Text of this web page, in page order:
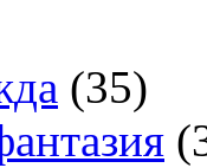
(35)